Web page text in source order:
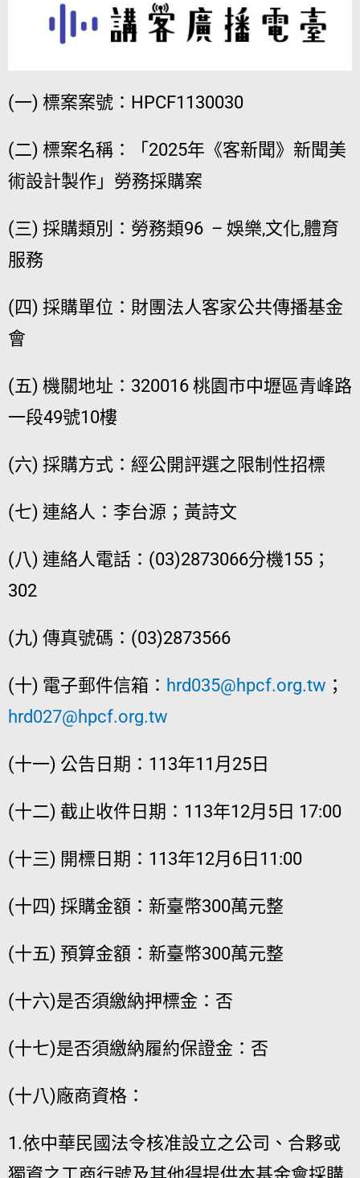
(一) 標案案號：HPCF1130030
(二) 標案名稱：「2025年《客新聞》新聞美
術設計製作」勞務採購案
(三) 採購類別：勞務類96 – 娛樂,文化,體育
服務
(四) 採購單位：財團法人客家公共傳播基金
會
(五) 機關地址：320016 桃園市中壢區青峰路
一段49號10樓
(六) 採購方式：經公開評選之限制性招標
(七) 連絡人：李台源；黃詩文
(八) 連絡人電話：(03)2873066分機155；
302
(九) 傳真號碼：(03)2873566
(十) 電子郵件信箱： hrd035@hpcf.org.tw ；
hrd027@hpcf.org.tw
(十一) 公告日期：113年11月25日
(十二) 截止收件日期：113年12月5日 17:00
(十三) 開標日期：113年12月6日11:00
(十四) 採購金額：新臺幣300萬元整
(十五) 預算金額：新臺幣300萬元整
(十六)是否須繳納押標金：否
(十七)是否須繳納履約保證金：否
(十八)廠商資格：
1.依中華民國法令核准設立之公司、合夥或